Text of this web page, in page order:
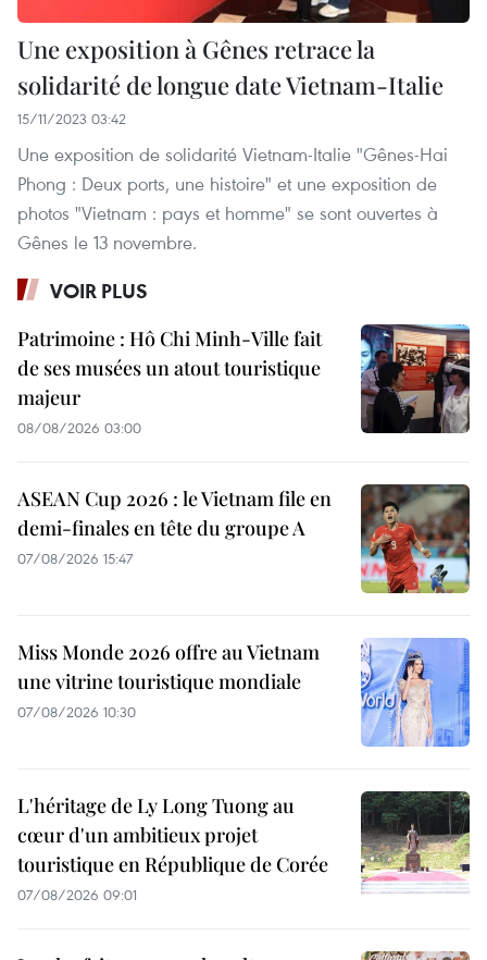
Une exposition à Gênes retrace la
solidarité de longue date Vietnam-Italie
15/11/2023 03:42
Une exposition de solidarité Vietnam-Italie "Gênes-Hai
Phong : Deux ports, une histoire" et une exposition de
photos "Vietnam : pays et homme" se sont ouvertes à
Gênes le 13 novembre.
VOIR PLUS
Patrimoine : Hô Chi Minh-Ville fait
de ses musées un atout touristique
majeur
08/08/2026 03:00
ASEAN Cup 2026 : le Vietnam file en
demi-finales en tête du groupe A
07/08/2026 15:47
Miss Monde 2026 offre au Vietnam
une vitrine touristique mondiale
07/08/2026 10:30
L'héritage de Ly Long Tuong au
cœur d'un ambitieux projet
touristique en République de Corée
07/08/2026 09:01